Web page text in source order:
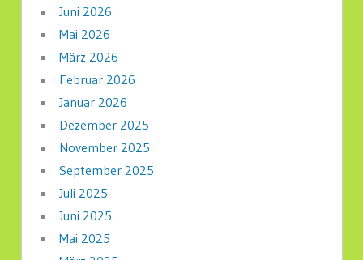
Juni 2026
Mai 2026
März 2026
Februar 2026
Januar 2026
Dezember 2025
November 2025
September 2025
Juli 2025
Juni 2025
Mai 2025